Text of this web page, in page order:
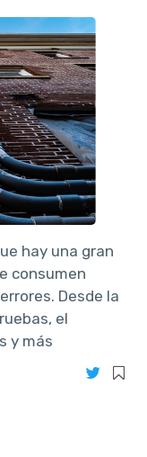
hay una gran
consumen
Desde la
el
y más